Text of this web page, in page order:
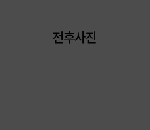
전후사진